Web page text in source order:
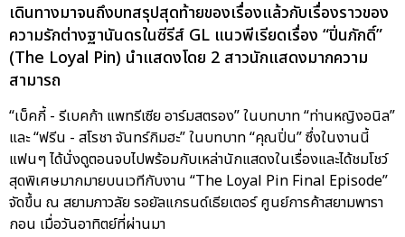
เดินทางมาจนถึงบทสรุปสุดท้ายของเรื่องแล้วกับเรื่องราวของ
ความรักต่างฐานันดรในซีรีส์ GL แนวพีเรียดเรื่อง “ปิ่นภักดิ์”
(The Loyal Pin) นำแสดงโดย 2 สาวนักแสดงมากความ
สามารถ
“เบ็คกี้ - รีเบคก้า แพทรีเซีย อาร์มสตรอง” ในบทบาท “ท่านหญิงอนิล”
และ “ฟรีน - สโรชา จันทร์กิมฮะ” ในบทบาท “คุณปิ่น” ซึ่งในงานนี้
แฟนๆ ได้นั่งดูตอนจบไปพร้อมกับเหล่านักแสดงในเรื่องและได้ชมโชว์
สุดพิเศษมากมายบนเวทีกับงาน “The Loyal Pin Final Episode”
จัดขึ้น ณ สยามภาวลัย รอยัลแกรนด์เธียเตอร์ ศูนย์การค้าสยามพารา
กอน เมื่อวันอาทิตย์ที่ผ่านมา